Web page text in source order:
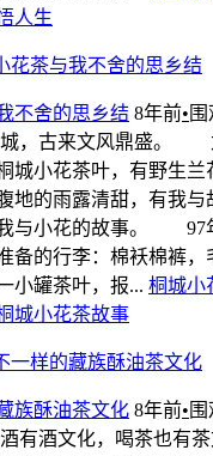
人生
不舍的思乡结 8年前•
古来文风鼎盛。
小花茶叶，有野生兰
地的雨露清甜，有我与
小花的故事。 97年
备的行李：棉袄棉裤
小罐茶叶，报... 桐城小
城小花茶故事
族酥油茶文化 8年前•
酒文化，喝茶也有茶